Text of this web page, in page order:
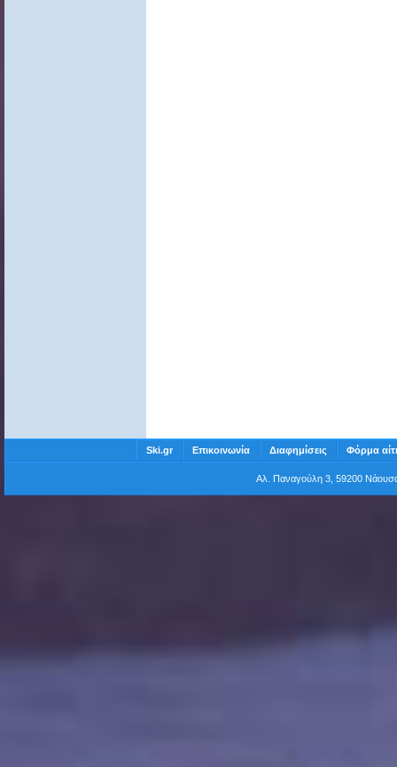
Ski.gr Επικοινωνία Διαφημίσεις Φόρμα
Αλ. Παναγούλη 3, 59200